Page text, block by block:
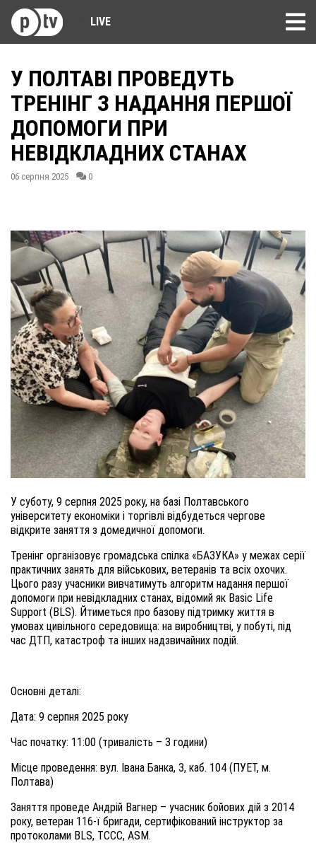
LIVE
У ПОЛТАВІ ПРОВЕДУТЬ
ТРЕНІНГ З НАДАННЯ ПЕРШОЇ
ДОПОМОГИ ПРИ
НЕВІДКЛАДНИХ СТАНАХ
06 серпня 2025 0
У суботу, 9 серпня 2025 року, на базі Полтавського
університету економіки і торгівлі відбудеться чергове
відкрите заняття з домедичної допомоги.
Тренінг організовує громадська спілка «БАЗУКА» у межах серії
практичних занять для військових, ветеранів та всіх охочих.
Цього разу учасники вивчатимуть алгоритм надання першої
допомоги при невідкладних станах, відомий як Basic Life
Support (BLS). Йтиметься про базову підтримку життя в
умовах цивільного середовища: на виробництві, у побуті, під
час ДТП, катастроф та інших надзвичайних подій.
Основні деталі:
Дата: 9 серпня 2025 року
Час початку: 11:00 (тривалість – 3 години)
Місце проведення: вул. Івана Банка, 3, каб. 104 (ПУЕТ, м.
Полтава)
Заняття проведе Андрій Вагнер – учасник бойових дій з 2014
року, ветеран 116-ї бригади, сертифікований інструктор за
протоколами BLS, TCCC, ASM.